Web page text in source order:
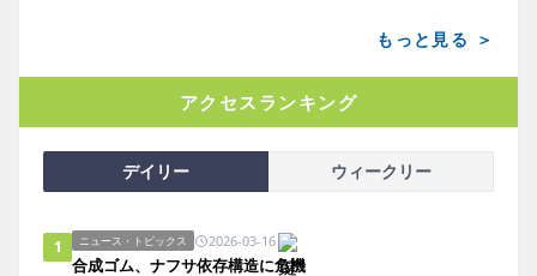
もっと見る ＞
アクセスランキング
デイリー ウィークリー
1 ニュース・トピックス 2026-03-16
合成ゴム、ナフサ依存構造に危機